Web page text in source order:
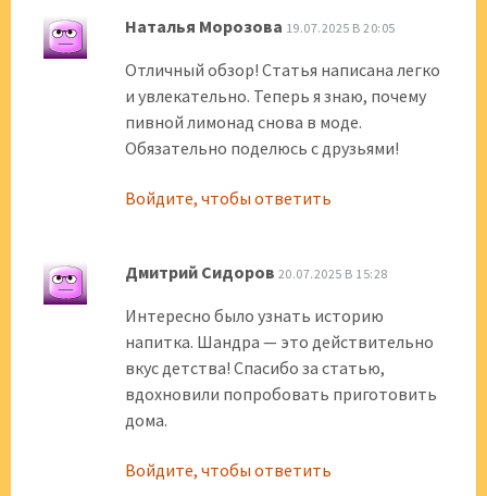
Наталья Морозова 19.07.2025 В 20:05
Отличный обзор! Статья написана легко
и увлекательно. Теперь я знаю, почему
пивной лимонад снова в моде.
Обязательно поделюсь с друзьями!
Войдите, чтобы ответить
Дмитрий Сидоров 20.07.2025 В 15:28
Интересно было узнать историю
напитка. Шандра — это действительно
вкус детства! Спасибо за статью,
вдохновили попробовать приготовить
дома.
Войдите, чтобы ответить